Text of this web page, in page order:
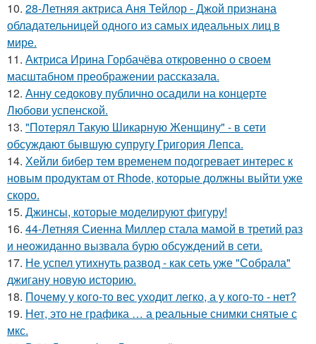
10. 28-Летняя актриса Аня Тейлор - Джой признана
обладательницей одного из самых идеальных лиц в
мире.
11. Актриса Ирина Горбачёва откровенно о своем
масштабном преображении рассказала.
12. Анну седокову публично осадили на концерте
Любови успенской.
13. "Потерял Такую Шикарную Женщину" - в сети
обсуждают бывшую супругу Григория Лепса.
14. Хейли бибер тем временем подогревает интерес к
новым продуктам от Rhode, которые должны выйти уже
скоро.
15. Джинсы, которые моделируют фигуру!
16. 44-Летняя Сиенна Миллер стала мамой в третий раз
и неожиданно вызвала бурю обсуждений в сети.
17. Не успел утихнуть развод - как сеть уже "Собрала"
джигану новую историю.
18. Почему у кого-то вес уходит легко, а у кого-то - нет?
19. Нет, это не графика … а реальные снимки снятые с
мкс.